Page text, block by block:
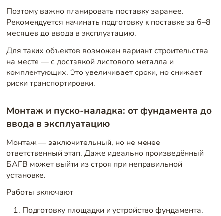
Поэтому важно планировать поставку заранее.
Рекомендуется начинать подготовку к поставке за 6–8
месяцев до ввода в эксплуатацию.
Для таких объектов возможен вариант строительства
на месте — с доставкой листового металла и
комплектующих. Это увеличивает сроки, но снижает
риски транспортировки.
Монтаж и пуско-наладка: от фундамента до
ввода в эксплуатацию
Монтаж — заключительный, но не менее
ответственный этап. Даже идеально произведённый
БАГВ может выйти из строя при неправильной
установке.
Работы включают:
Подготовку площадки и устройство фундамента.